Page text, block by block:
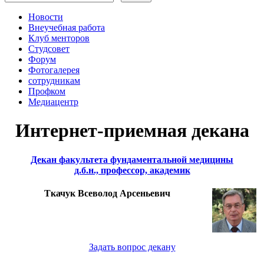
Новости
Внеучебная работа
Клуб менторов
Студсовет
Форум
Фотогалерея
сотрудникам
Профком
Медиацентр
Интернет-приемная декана
Декан факультета фундаментальной медицины
д.б.н., профессор, академик
Ткачук Всеволод Арсеньевич
Задать вопрос декану